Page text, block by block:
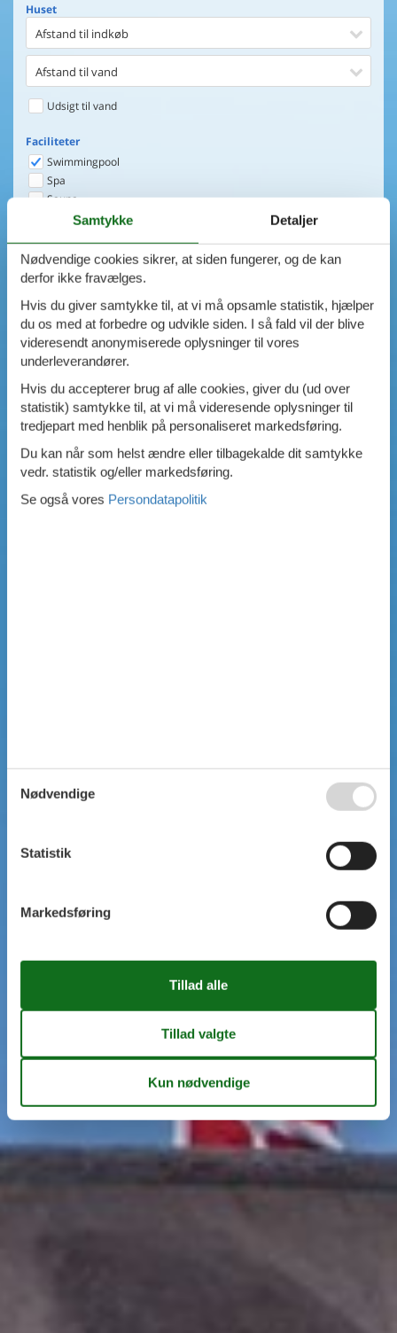
emner
Huset
Afstand til indkøb
Afstand til vand
Udsigt til vand
Faciliteter
Swimmingpool
Spa
Sauna
Internet
Brændeovn
Opvaskemaskine
Tørretumbler
Ikkeryger
Aktivitetsrum
Handicapvenligt
Gode fiskeforhold
Indhegnet område
Aircondition
Energivenligt
Samtykke Detaljer
Nødvendige cookies sikrer, at siden fungerer, og de kan
derfor ikke fravælges.
Hvis du giver samtykke til, at vi må opsamle statistik, hjælper
du os med at forbedre og udvikle siden. I så fald vil der blive
videresendt anonymiserede oplysninger til vores
underleverandører.
Hvis du accepterer brug af alle cookies, giver du (ud over
statistik) samtykke til, at vi må videresende oplysninger til
tredjepart med henblik på personaliseret markedsføring.
Du kan når som helst ændre eller tilbagekalde dit samtykke
vedr. statistik og/eller markedsføring.
Se også vores Persondatapolitik
Nødvendige
Statistik
Markedsføring